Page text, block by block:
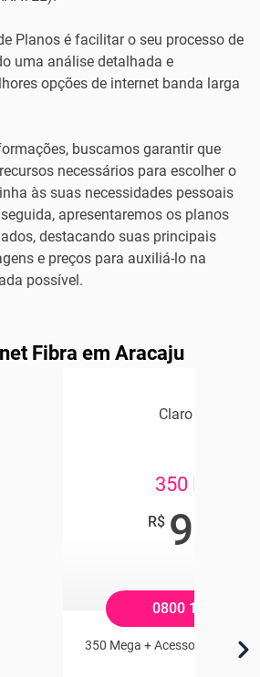
Planos é facilitar o seu processo de
uma análise detalhada e
opções de internet banda larga
buscamos garantir que
necessários para escolher o
às suas necessidades pessoais
apresentaremos os planos
destacando suas principais
e preços para auxiliá-lo na
possível.
Fibra em Aracaju
Claro Internet
350 MEGA
R$ 99
0800 100 2121
350 Mega + Acesso a